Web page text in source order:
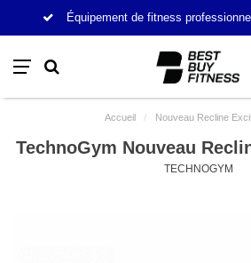
Équipement de fitness
Accueil / Nouveau Recline
TechnoGym Nouveau
TECHNOGYM